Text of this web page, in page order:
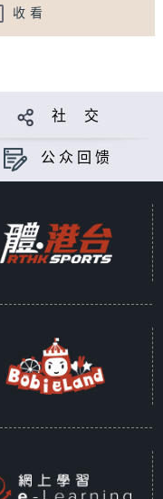
收看
社 交
公众回馈